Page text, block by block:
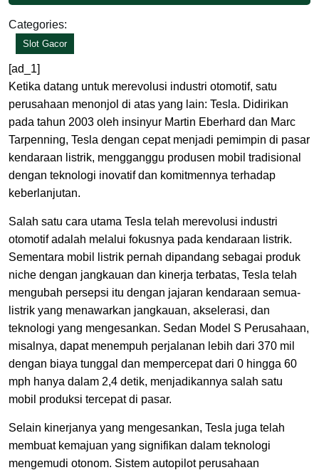
Categories:
Slot Gacor
[ad_1]
Ketika datang untuk merevolusi industri otomotif, satu
perusahaan menonjol di atas yang lain: Tesla. Didirikan
pada tahun 2003 oleh insinyur Martin Eberhard dan Marc
Tarpenning, Tesla dengan cepat menjadi pemimpin di pasar
kendaraan listrik, mengganggu produsen mobil tradisional
dengan teknologi inovatif dan komitmennya terhadap
keberlanjutan.
Salah satu cara utama Tesla telah merevolusi industri
otomotif adalah melalui fokusnya pada kendaraan listrik.
Sementara mobil listrik pernah dipandang sebagai produk
niche dengan jangkauan dan kinerja terbatas, Tesla telah
mengubah persepsi itu dengan jajaran kendaraan semua-
listrik yang menawarkan jangkauan, akselerasi, dan
teknologi yang mengesankan. Sedan Model S Perusahaan,
misalnya, dapat menempuh perjalanan lebih dari 370 mil
dengan biaya tunggal dan mempercepat dari 0 hingga 60
mph hanya dalam 2,4 detik, menjadikannya salah satu
mobil produksi tercepat di pasar.
Selain kinerjanya yang mengesankan, Tesla juga telah
membuat kemajuan yang signifikan dalam teknologi
mengemudi otonom. Sistem autopilot perusahaan